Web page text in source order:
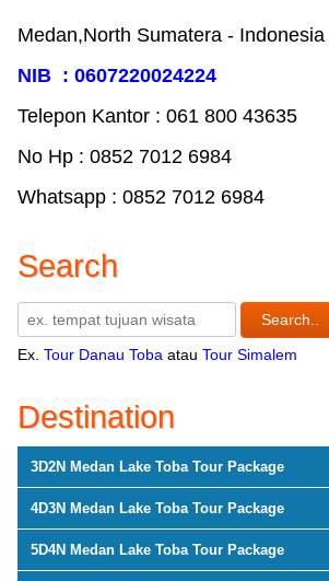
Medan,North Sumatera - Indonesia
NIB : 0607220024224
Telepon Kantor : 061‎ 800 43635
No Hp : 0852 7012 6984
Whatsapp : 0852 7012 6984
Search
Ex. Tour Danau Toba atau Tour Simalem
Destination
3D2N Medan Lake Toba Tour Package
4D3N Medan Lake Toba Tour Package
5D4N Medan Lake Toba Tour Package